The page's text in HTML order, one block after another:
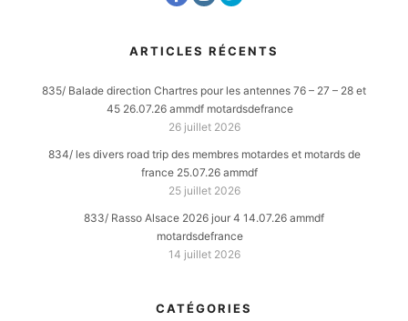
ARTICLES RÉCENTS
835/ Balade direction Chartres pour les antennes 76 – 27 – 28 et
45 26.07.26 ammdf motardsdefrance
26 juillet 2026
834/ les divers road trip des membres motardes et motards de
france 25.07.26 ammdf
25 juillet 2026
833/ Rasso Alsace 2026 jour 4 14.07.26 ammdf
motardsdefrance
14 juillet 2026
CATÉGORIES